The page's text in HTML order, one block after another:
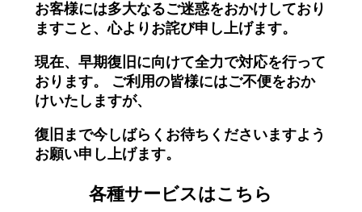
お客様には多大なるご迷惑をおかけしており
ますこと、心よりお詫び申し上げます。
現在、早期復旧に向けて全力で対応を行って
おります。 ご利用の皆様にはご不便をおか
けいたしますが、
復旧まで今しばらくお待ちくださいますよう
お願い申し上げます。
各種サービスはこちら